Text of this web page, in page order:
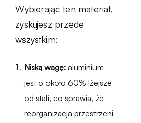
Wybierając ten materiał,
zyskujesz przede
wszystkim:
Niską wagę: aluminium
jest o około 60% lżejsze
od stali, co sprawia, że
reorganizacja przestrzeni